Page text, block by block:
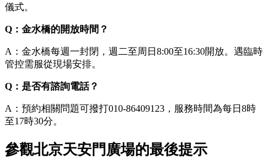
儀式。
Q：金水橋的開放時間？
A：金水橋每週一封閉，週二至周日8:00至16:30開放。遇臨時
管控需服從現場安排。
Q：是否有諮詢電話？
A：預約相關問題可撥打010-86409123，服務時間為每日8時
至17時30分。
參觀北京天安門廣場的最後提示